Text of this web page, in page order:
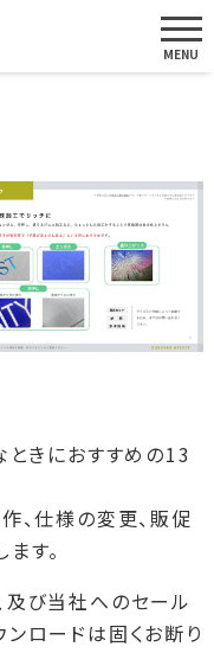
ときにおすすめの13
、仕様の変更、販促
す。
び当社へのセール
ロードは固くお断り